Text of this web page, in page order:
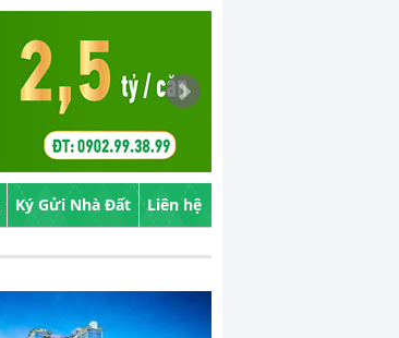
Ký Gửi Nhà Đất Liên hệ